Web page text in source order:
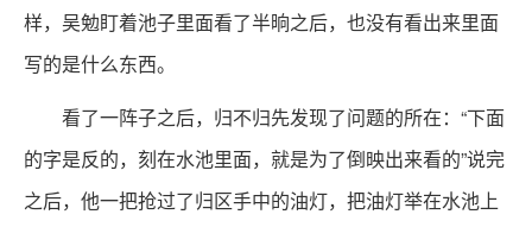
样，吴勉盯着池子里面看了半晌之后，也没有看出来里面
写的是什么东西。
看了一阵子之后，归不归先发现了问题的所在：“下面
的字是反的，刻在水池里面，就是为了倒映出来看的”说完
之后，他一把抢过了归区手中的油灯，把油灯举在水池上